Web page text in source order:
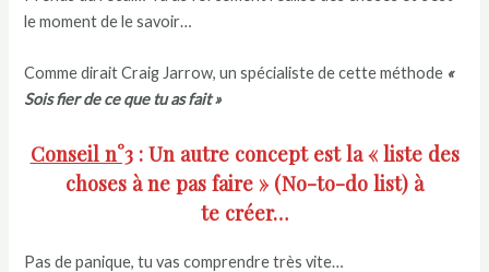
le moment de le savoir…
Comme dirait Craig Jarrow, un spécialiste de cette méthode «
Sois fier de ce que tu as fait »
Conseil n°3: Un autre concept est la « liste des
choses à ne pas faire » (No-to-do list) à
te créer…
Pas de panique, tu vas comprendre très vite…